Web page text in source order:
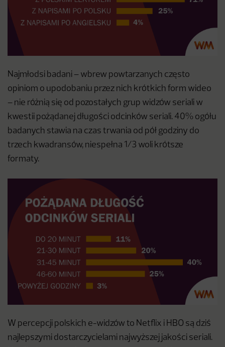
Najmłodsi badani – wbrew powtarzanych często
opiniom o upodobaniu przez nich krótkich form wideo
– nie różnią się od pozostałych grup widzów seriali w
kwestii pożądanej długości odcinków seriali. 40% ogółu
badanych stawia na czas trwania od pół godziny do
trzech kwadransów, niespełna 1/3 woli krótsze
formaty.
W percepcji polskich e-widzów to Netflix i HBO są dziś
najlepszymi dostarczycielami najwyższej jakości seriali.